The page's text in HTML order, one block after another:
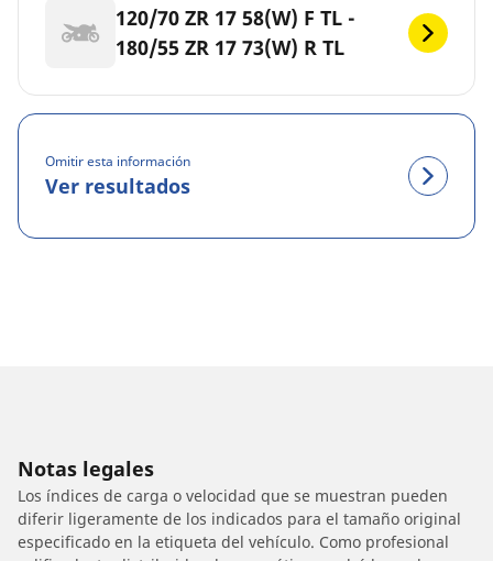
120/70 ZR 17 58(W) F TL -
180/55 ZR 17 73(W) R TL
Omitir esta información
Ver resultados
Notas legales
Los índices de carga o velocidad que se muestran pueden
diferir ligeramente de los indicados para el tamaño original
especificado en la etiqueta del vehículo. Como profesional